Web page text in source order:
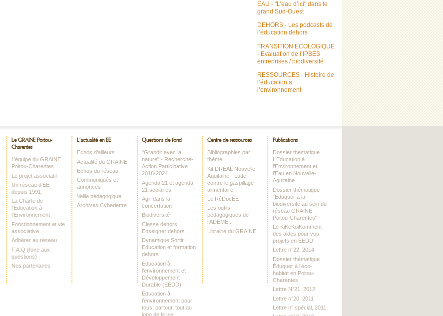
EAU - "L’eau d’ici" dans le
grand Sud-Ouest
DEHORS - Les podcasts de
l’éducation dehors
TRANSITION ECOLOGIQUE
- Evaluation de l’IPBES
entreprises / biodiversité
RESSOURCES - Histoire de
l’éducation à
l’environnement
Le GRAINE Poitou-
Charentes
L’équipe du GRAINE
Poitou-Charentes
Le projet associatif
Un réseau d’EE
depuis 1991
La Charte de
l’Education à
l’Environnement
Fonctionnement et vie
associative
Adhérer au réseau
F.A.Q (foire aux
questions)
Nos partenaires
L’actualité en EE
Echos d’ailleurs
Actualité du GRAINE
Echos du réseau
Communiqués et
annonces
Veille pédagogique
Archives Cyberlettre
Questions de fond
"Grandir avec la
nature" - Recherche-
Action Participative
2018-2024
Agenda 21 et agenda
21 scolaires
Agir dans la
concertation
Biodiversité
Classe dehors,
Enseigner dehors
Dynamique Sortir !
Education et formation
dehors
Education à
l’environnement et
Développement
Durable (EEDD)
Education à
l’environnement pour
tous, partout, tout au
long de la vie
Centre de ressources
Bibliographies par
thème
Kit DREAL Nouvelle-
Aquitaine - Lutte
contre le gaspillage
alimentaire
Le RéDocÉE
Les outils
pédagogiques de
l’ADEME...
Librairie du GRAINE
Publications
Dossier thématique
L’Éducation à
l’Environnement et
l’Eau en Nouvelle-
Aquitaine
Dossier thématique
"Eduquer à la
biodiversité au sein du
réseau GRAINE
Poitou-Charentes"
Le KiKeKoiKomment
des aides pour vos
projets en EEDD
Lettre n°22, 2014
Dossier thématique :
Éduquer à l’éco-
habitat en Poitou-
Charentes
Lettre N°21, 2012
Lettre n°20, 2011
Lettre n° spécial, 2011